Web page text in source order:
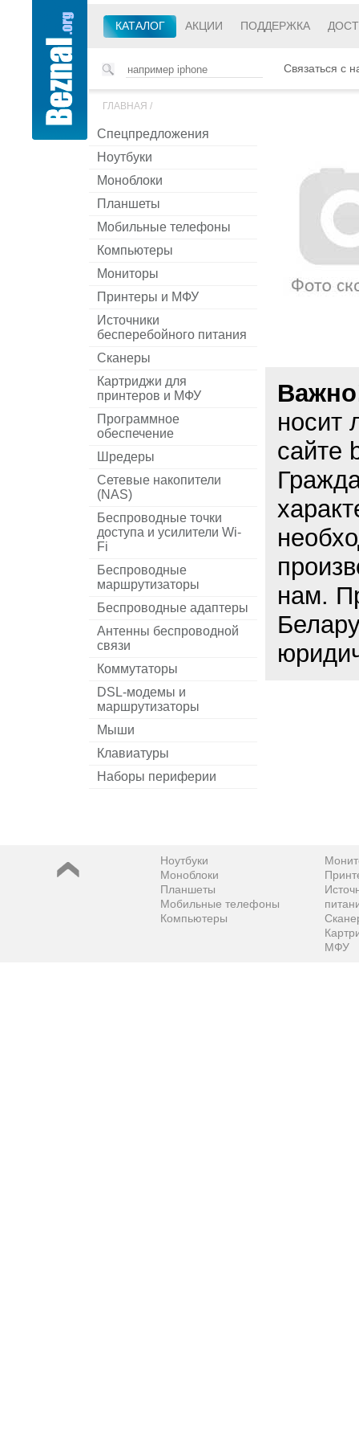
КАТАЛОГ АКЦИИ ПОДДЕРЖКА
Связаться с
ГЛАВНАЯ /
Спецпредложения
Ноутбуки
Моноблоки
Планшеты
Мобильные телефоны
Компьютеры
Мониторы
Принтеры и МФУ
Источники
бесперебойного питания
Сканеры
Картриджи для
принтеров и МФУ
Программное
обеспечение
Шредеры
Сетевые накопители
(NAS)
Беспроводные точки
доступа и усилители Wi-
Fi
Беспроводные
маршрутизаторы
Беспроводные адаптеры
Антенны беспроводной
связи
Коммутаторы
DSL-модемы и
маршрутизаторы
Мыши
Клавиатуры
Наборы периферии
носит
сайте
нам.
Ноутбуки
Моноблоки
Планшеты
Мобильные телефоны
Компьютеры
МФУ